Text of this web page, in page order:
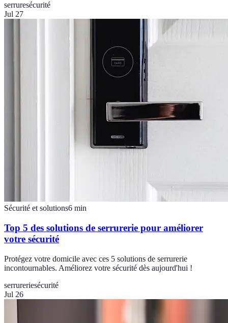
serruresécurité
Jul 27
Sécurité et solutions6 min
Top 5 des solutions de serrurerie pour améliorer
votre sécurité
Protégez votre domicile avec ces 5 solutions de serrurerie
incontournables. Améliorez votre sécurité dès aujourd'hui !
serrureriesécurité
Jul 26